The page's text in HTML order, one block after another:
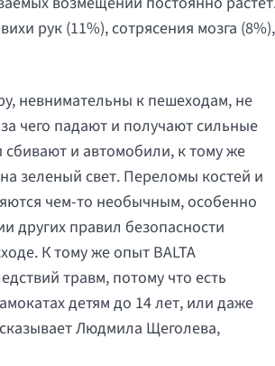
рук (11%), сотрясения мозга (8%),
невнимательны к пешеходам, не
чего падают и получают сильные
и автомобили, к тому же
зеленый свет. Переломы костей и
чем-то необычным, особенно
других правил безопасности
К тому же опыт BALTA
травм, потому что есть
детям до 14 лет, или даже
Людмила Щеголева,